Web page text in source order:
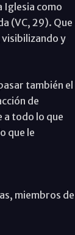
Iglesia como
(VC, 29). Que
y
también el
de
a todo lo que
que le
miembros de